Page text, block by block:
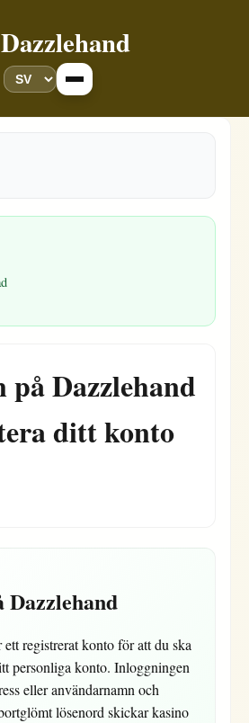
på Dazzlehand
ditt konto
Dazzlehand
registrerat konto för att du ska
personliga konto. Inloggningen
eller användarnamn och
lösenord skickar kasino